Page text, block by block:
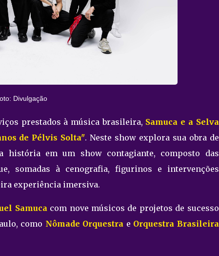
Divulgação
prestados à música brasileira, Samuca e a Selva
de Pélvis Solta". Neste show explora sua obra de
história em um show contagiante, composto das
somadas à cenografia, figurinos e intervenções
experiência imersiva.
Samuca com nove músicos de projetos de sucesso
como Nômade Orquestra e Orquestra Brasileira